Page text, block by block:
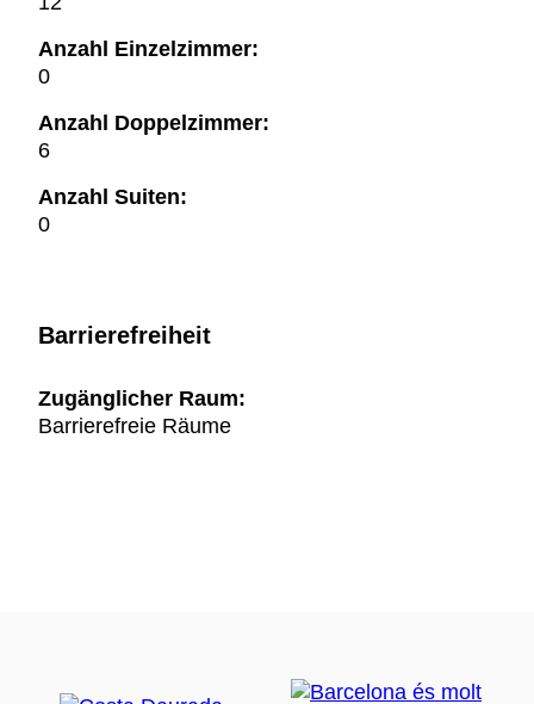
Anzahl Einzelzimmer:
0
Anzahl Doppelzimmer:
6
Anzahl Suiten:
0
Barrierefreiheit
Zugänglicher Raum:
Barrierefreie Räume